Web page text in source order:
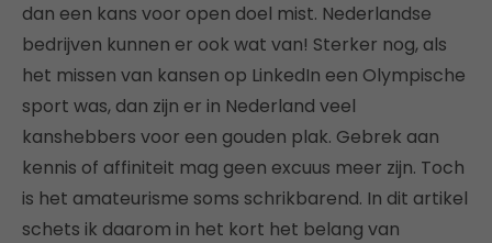
dan een kans voor open doel mist. Nederlandse
bedrijven kunnen er ook wat van! Sterker nog, als
het missen van kansen op LinkedIn een Olympische
sport was, dan zijn er in Nederland veel
kanshebbers voor een gouden plak. Gebrek aan
kennis of affiniteit mag geen excuus meer zijn. Toch
is het amateurisme soms schrikbarend. In dit artikel
schets ik daarom in het kort het belang van